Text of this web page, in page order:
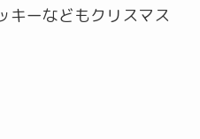
キーなどもクリスマス